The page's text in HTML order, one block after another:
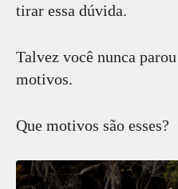
tirar essa dúvida.
Talvez você nunca
motivos.
Que motivos são esses?